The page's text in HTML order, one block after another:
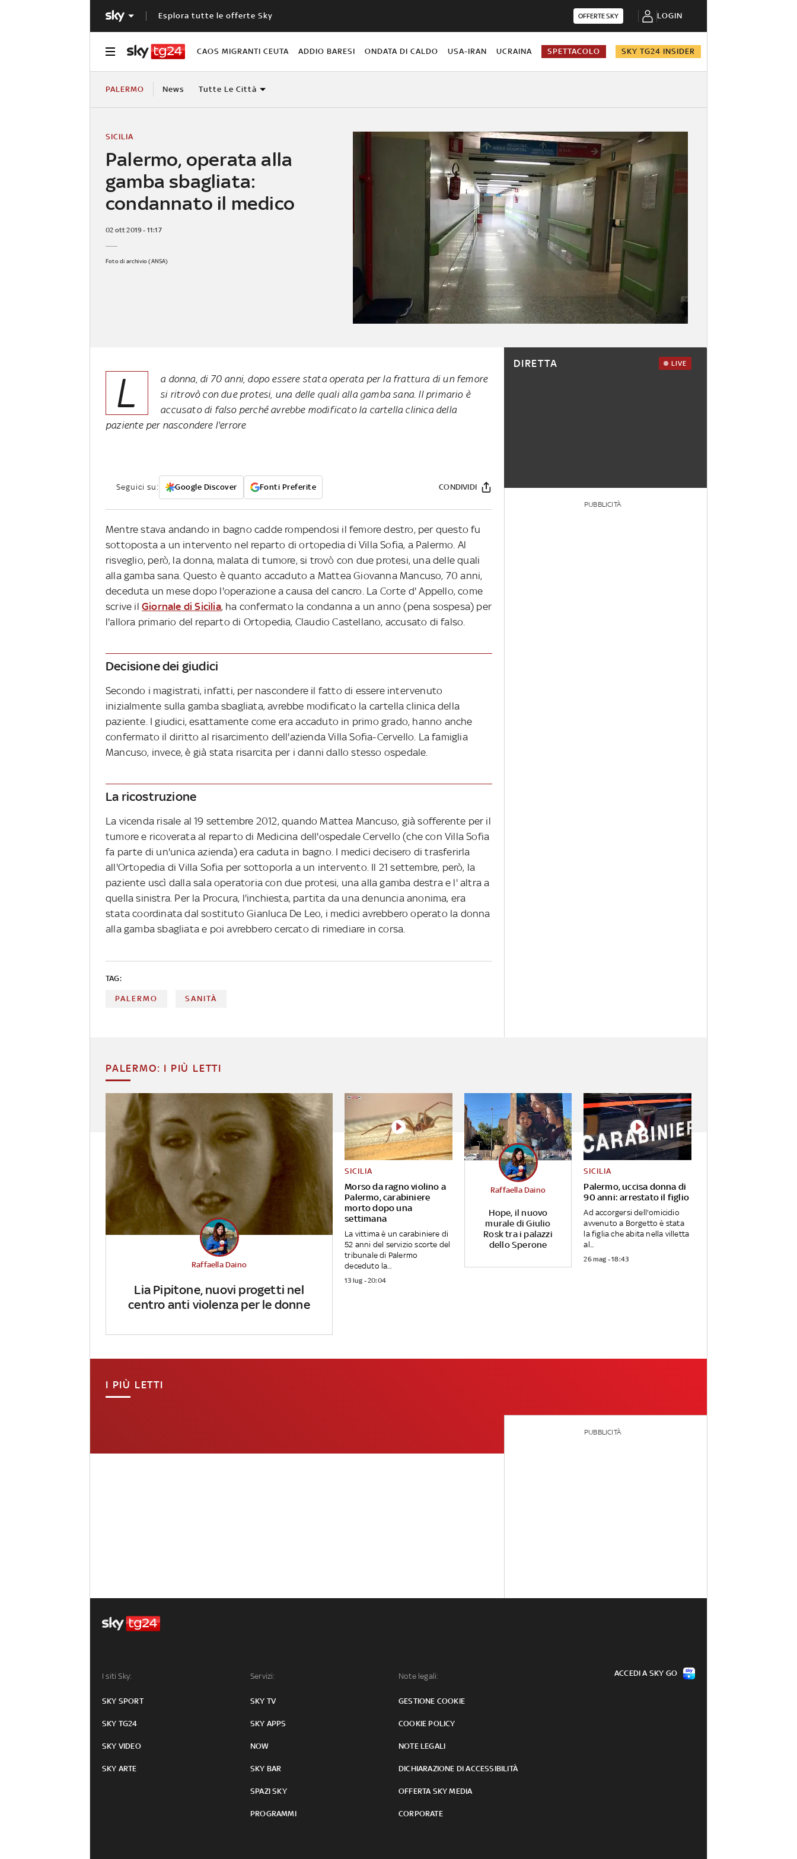
Esplora tutte le offerte Sky OFFERTE SKY LOGIN
CAOS MIGRANTI CEUTA ADDIO BARESI ONDATA DI CALDO USA-IRAN UCRAINA SPETTACOLO SKY TG24 INSIDER
PALERMO News Tutte Le Città
Palermo, operata alla
gamba sbagliata:
condannato il medico
SICILIA
02 ott 2019 - 11:17
Foto di archivio (ANSA)
L
a donna, di 70 anni, dopo essere stata operata per la frattura di un femore
si ritrovò con due protesi, una delle quali alla gamba sana. Il primario è
accusato di falso perché avrebbe modificato la cartella clinica della
paziente per nascondere l'errore
Seguici su: Google Discover Fonti Preferite CONDIVIDI
Mentre stava andando in bagno cadde rompendosi il femore destro, per questo fu
sottoposta a un intervento nel reparto di ortopedia di Villa Sofia, a Palermo. Al
risveglio, però, la donna, malata di tumore, si trovò con due protesi, una delle quali
alla gamba sana. Questo è quanto accaduto a Mattea Giovanna Mancuso, 70 anni,
deceduta un mese dopo l'operazione a causa del cancro. La Corte d' Appello, come
scrive ilGiornale di Sicilia, ha confermato la condanna a un anno (pena sospesa) per
l'allora primario del reparto di Ortopedia, Claudio Castellano, accusato di falso.
Decisione dei giudici
Secondo i magistrati, infatti, per nascondere il fatto di essere intervenuto
inizialmente sulla gamba sbagliata, avrebbe modificato la cartella clinica della
paziente. I giudici, esattamente come era accaduto in primo grado, hanno anche
confermato il diritto al risarcimento dell'azienda Villa Sofia-Cervello. La famiglia
Mancuso, invece, è già stata risarcita per i danni dallo stesso ospedale.
La ricostruzione
La vicenda risale al 19 settembre 2012, quando Mattea Mancuso, già sofferente per il
tumore e ricoverata al reparto di Medicina dell'ospedale Cervello (che con Villa Sofia
fa parte di un'unica azienda) era caduta in bagno. I medici decisero di trasferirla
all'Ortopedia di Villa Sofia per sottoporla a un intervento. Il 21 settembre, però, la
paziente uscì dalla sala operatoria con due protesi, una alla gamba destra e l' altra a
quella sinistra. Per la Procura, l'inchiesta, partita da una denuncia anonima, era
stata coordinata dal sostituto Gianluca De Leo, i medici avrebbero operato la donna
alla gamba sbagliata e poi avrebbero cercato di rimediare in corsa.
TAG:
PALERMO SANITÀ
DIRETTA LIVE
PUBBLICITÀ
PALERMO: I PIÙ LETTI
Lia Pipitone, nuovi progetti nel
centro anti violenza per le donne
Raffaella Daino
Morso da ragno violino a
Palermo, carabiniere
morto dopo una
settimana
SICILIA
La vittima è un carabiniere di
52 anni del servizio scorte del
tribunale di Palermo
deceduto la...
13 lug - 20:04
Hope, il nuovo
murale di Giulio
Rosk tra i palazzi
dello Sperone
Raffaella Daino
Palermo, uccisa donna di
90 anni: arrestato il figlio
SICILIA
Ad accorgersi dell'omicidio
avvenuto a Borgetto è stata
la figlia che abita nella villetta
al...
26 mag - 18:43
I PIÙ LETTI
PUBBLICITÀ
I siti Sky:
SKY SPORT
SKY TG24
SKY VIDEO
SKY ARTE
Servizi:
SKY TV
SKY APPS
NOW
SKY BAR
SPAZI SKY
PROGRAMMI
Note legali:
GESTIONE COOKIE
COOKIE POLICY
NOTE LEGALI
DICHIARAZIONE DI ACCESSIBILITÀ
OFFERTA SKY MEDIA
CORPORATE
ACCEDI A SKY GO